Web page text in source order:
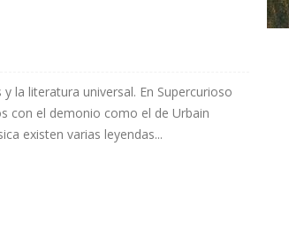
la literatura universal. En Supercurioso
con el demonio como el de Urbain
existen varias leyendas...